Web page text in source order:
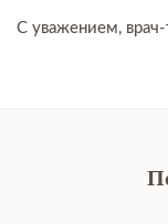
С уважением,